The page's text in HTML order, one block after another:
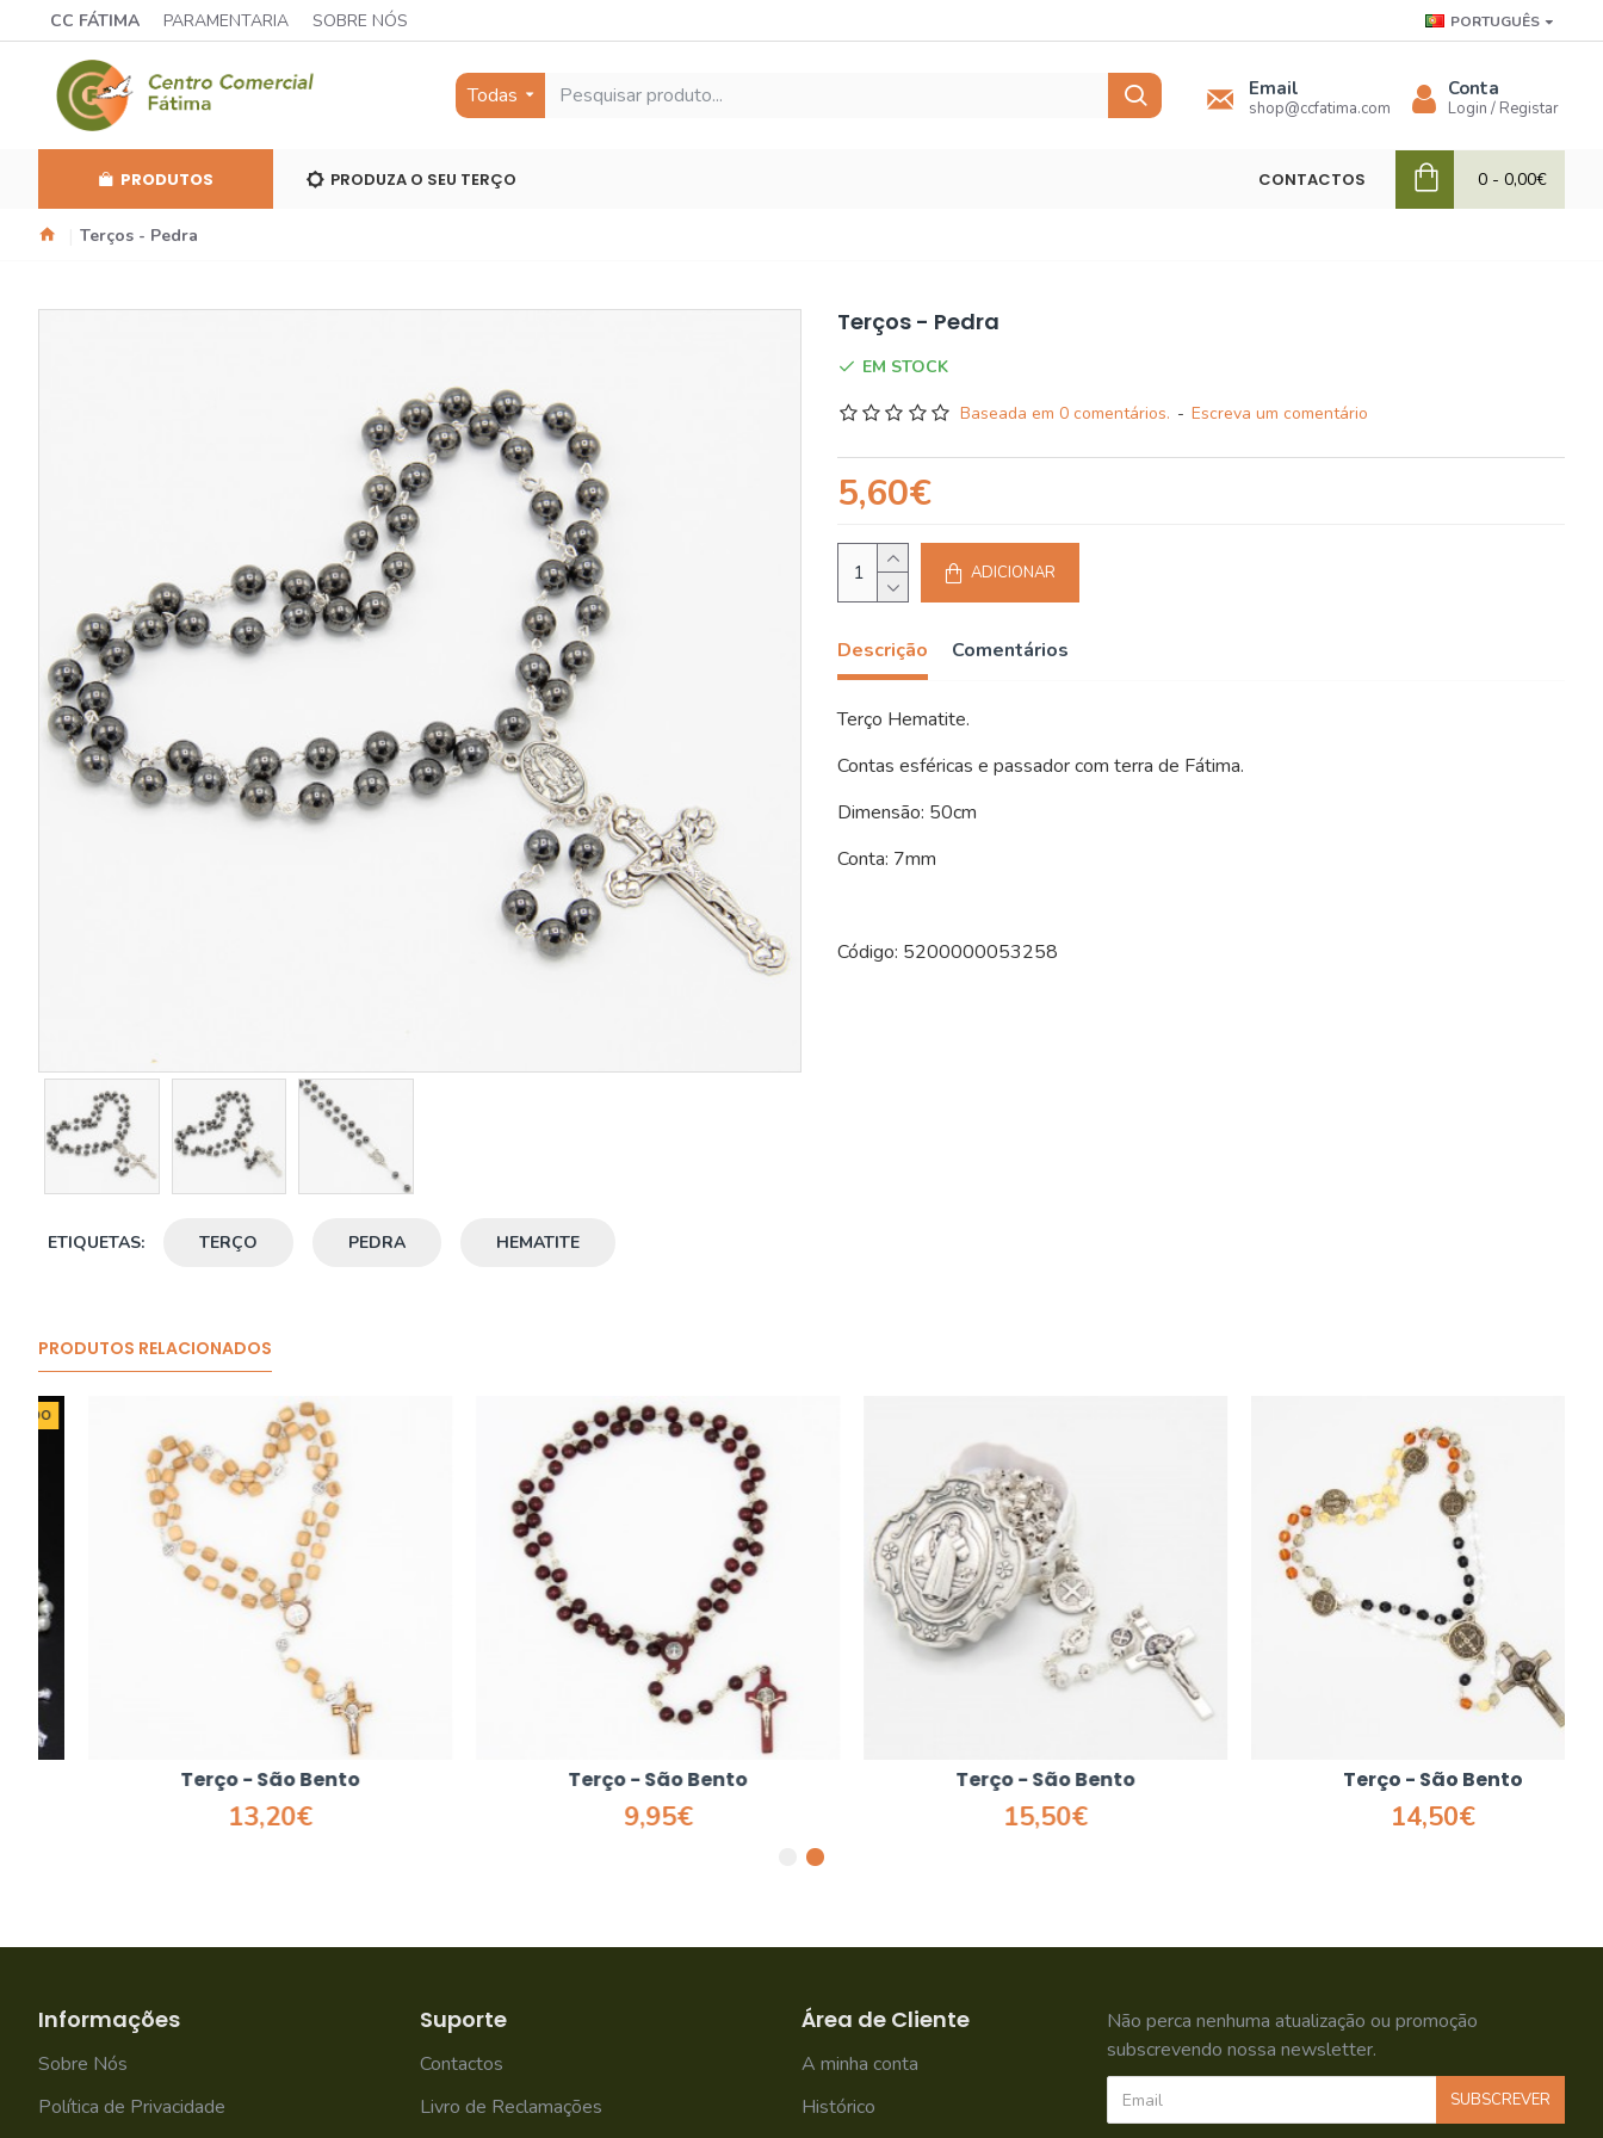
CC FÁTIMA PARAMENTARIA SOBRE NÓS PORTUGUÊS
Todas Email
shop@ccfatima.com
Conta
Login / Registar
PRODUTOS PRODUZA O SEU TERÇO CONTACTOS 0 - 0,00€
Terços - Pedra
ETIQUETAS: TERÇO PEDRA HEMATITE
Terços - Pedra
EM STOCK
Baseada em 0 comentários. - Escreva um comentário
5,60€
ADICIONAR
Descrição Comentários
Terço Hematite.
Contas esféricas e passador com terra de Fátima.
Dimensão: 50cm
Conta: 7mm
Código: 5200000053258
PRODUTOS RELACIONADOS
Terço - São Bento
13,20€
Terço - São Bento
9,95€
Terço - São Bento
15,50€
Terço - São Bento
14,50€
Informações
Sobre Nós
Política de Privacidade
Suporte
Contactos
Livro de Reclamações
Área de Cliente
A minha conta
Histórico
Não perca nenhuma atualização ou promoção
subscrevendo nossa newsletter.
SUBSCREVER